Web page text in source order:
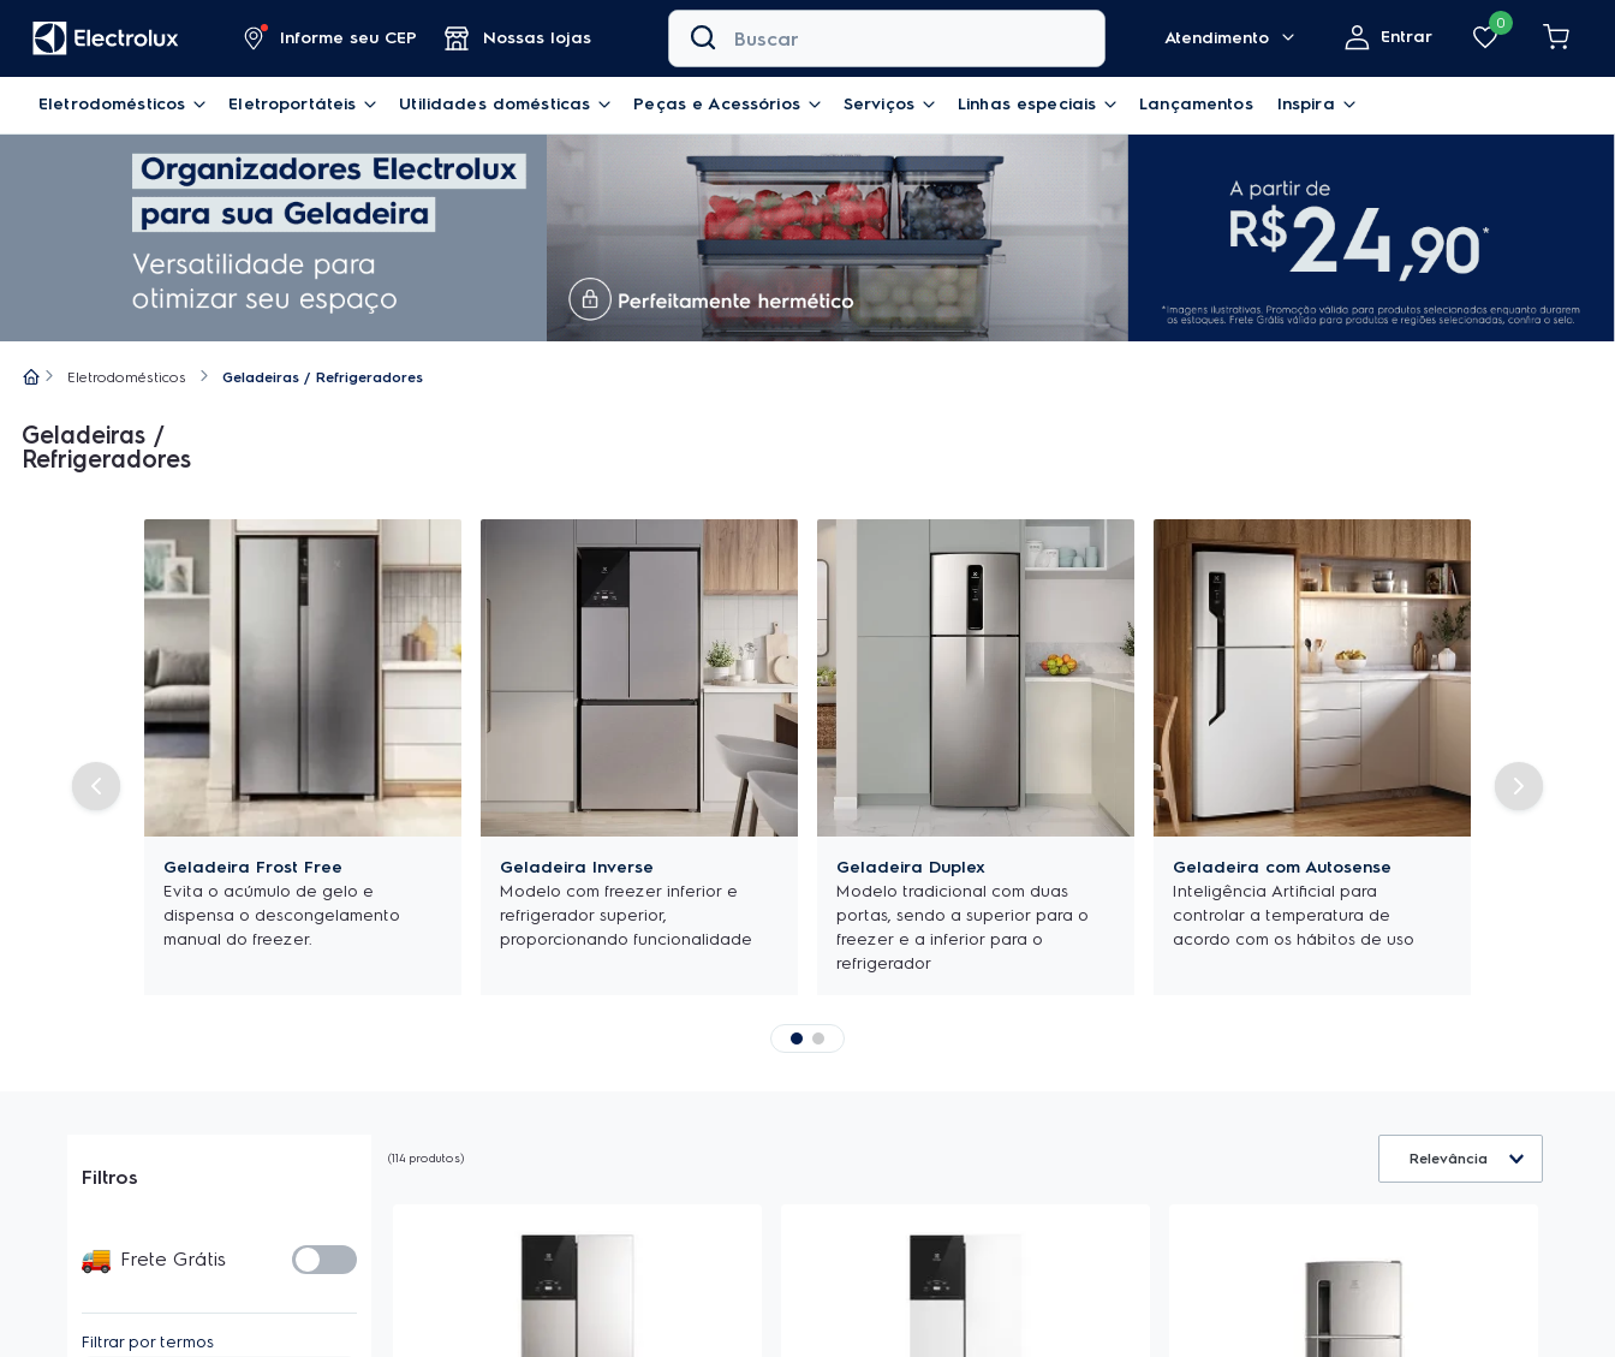
Informe seu CEP Nossas lojas
Buscar
Atendimento
Entrar
0
Eletrodomésticos Eletroportáteis Utilidades domésticas Peças e Acessórios Serviços Linhas especiais Lançamentos Inspira
Eletrodomésticos Geladeiras / Refrigeradores
Geladeiras /
Refrigeradores
Geladeira Frost Free
Evita o acúmulo de gelo e
dispensa o descongelamento
manual do freezer.
Geladeira Inverse
Modelo com freezer inferior e
refrigerador superior,
proporcionando funcionalidade
Geladeira Duplex
Modelo tradicional com duas
portas, sendo a superior para o
freezer e a inferior para o
refrigerador
Geladeira com Autosense
Inteligência Artificial para
controlar a temperatura de
acordo com os hábitos de uso
Filtros
Frete Grátis
Filtrar por termos
114 produtos Relevância